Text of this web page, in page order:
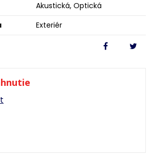
Akustická, Optická
Exteriér